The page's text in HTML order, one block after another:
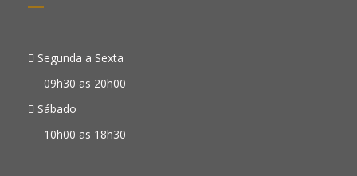
Segunda a Sexta
09h30 as 20h00
Sábado
10h00 as 18h30